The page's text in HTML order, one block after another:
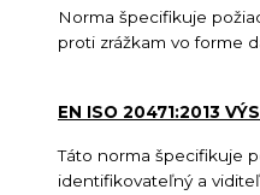
Norma špecifikuje
proti zrážkam vo forme
EN ISO 20471:2013
Táto norma špecifikuje
identifikovateľný a